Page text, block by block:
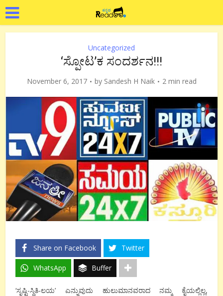
Uncategorized
‘ಸ್ಪೋಟ’ಕ ಸಂದರ್ಶನ!!!
November 6, 2017 by Sandesh H Naik 2 min read
Share on Facebook Twitter
WhatsApp Buffer
‘ಸೃಷ್ಟಿ-ಸ್ಥಿತಿ-ಲಯ’ ಎನ್ನುವುದು ಹುಲುಮಾನವರಾದ ನಮ್ಮ ಕೈಯಲ್ಲಿಲ್ಲ,